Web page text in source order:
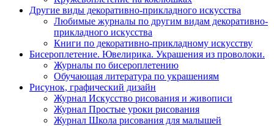
Другие виды декоративно-прикладного искусства
Любимые журналы по другим видам декоративно-
прикладного искусства
Книги по декоративно-прикладному искусству
Бисероплетение. Ювелирика. Украшения из проволоки.
Журналы по бисероплетению
Обучающая литература по украшениям
Рисунок, графический дизайн
Журнал Искусство рисования и живописи
Журнал Простые уроки рисования
Журнал Школа рисования для малышей